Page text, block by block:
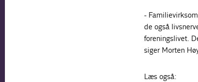
-
de også
foreningslivet.
siger Morten
Læs også: